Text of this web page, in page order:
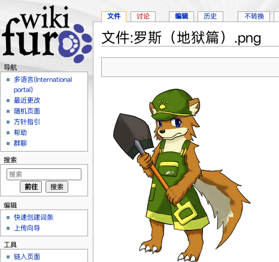
文件:罗斯（地狱篇）.png
文件 讨论 编辑 历史 不转换
导航
多语言(International
portal)
最近更改
随机页面
方针指引
帮助
群聊
搜索
编辑
快速创建词条
上传向导
工具
链入页面